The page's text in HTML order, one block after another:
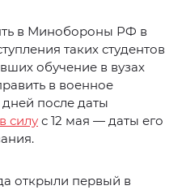
в Минобороны РФ в
таких студентов
обучение в вузах
в военное
дней после даты
силу с 12 мая — даты его
открыли первый в